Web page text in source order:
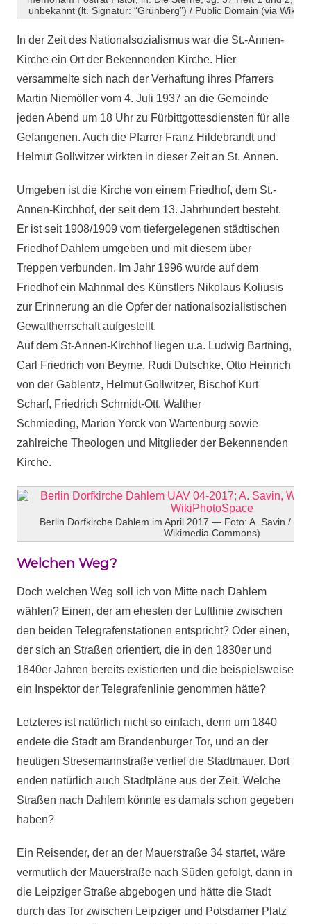
unbekannt (lt. Signatur: “Grünberg”) / Public Domain (via
In der Zeit des Nationalsozialismus war die St.-Annen-
Kirche ein Ort der Bekennenden Kirche. Hier
versammelte sich nach der Verhaftung ihres Pfarrers
Martin Niemöller vom 4. Juli 1937 an die Gemeinde
jeden Abend um 18 Uhr zu Fürbittgottesdiensten für alle
Gefangenen. Auch die Pfarrer Franz Hildebrandt und
Helmut Gollwitzer wirkten in dieser Zeit an St. Annen.
Umgeben ist die Kirche von einem Friedhof, dem St.-
Annen-Kirchhof, der seit dem 13. Jahrhundert besteht.
Er ist seit 1908/1909 vom tiefergelegenen städtischen
Friedhof Dahlem umgeben und mit diesem über
Treppen verbunden. Im Jahr 1996 wurde auf dem
Friedhof ein Mahnmal des Künstlers Nikolaus Koliusis
zur Erinnerung an die Opfer der nationalsozialistischen
Gewaltherrschaft aufgestellt.
Auf dem St-Annen-Kirchhof liegen u.a. Ludwig Bartning,
Carl Friedrich von Beyme, Rudi Dutschke, Otto Heinrich
von der Gablentz, Helmut Gollwitzer, Bischof Kurt
Scharf, Friedrich Schmidt-Ott, Walther
Schmieding, Marion Yorck von Wartenburg sowie
zahlreiche Theologen und Mitglieder der Bekennenden
Kirche.
Berlin Dorfkirche Dahlem im April 2017 — Foto: A. Savin /
Wikimedia Commons)
Welchen Weg?
Doch welchen Weg soll ich von Mitte nach Dahlem
wählen? Einen, der am ehesten der Luftlinie zwischen
den beiden Telegrafenstationen entspricht? Oder einen,
der sich an Straßen orientiert, die in den 1830er und
1840er Jahren bereits existierten und die beispielsweise
ein Inspektor der Telegrafenlinie genommen hätte?
Letzteres ist natürlich nicht so einfach, denn um 1840
endete die Stadt am Brandenburger Tor, und an der
heutigen Stresemannstraße verlief die Stadtmauer. Dort
enden natürlich auch Stadtpläne aus der Zeit. Welche
Straßen nach Dahlem könnte es damals schon gegeben
haben?
Ein Reisender, der an der Mauerstraße 34 startet, wäre
vermutlich der Mauerstraße nach Süden gefolgt, dann in
die Leipziger Straße abgebogen und hätte die Stadt
durch das Tor zwischen Leipziger und Potsdamer Platz